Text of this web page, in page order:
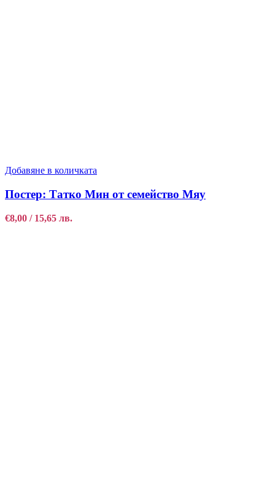
Добавяне в количката
Постер: Татко Мин от семейство Мяу
€8,00 / 15,65 лв.